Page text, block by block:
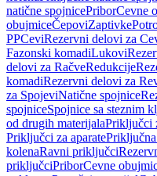
natične spojnicePriborCevne
obujmiceČepoviZaptivke
PPCeviRezervni delovi za
Fazonski komadiLukovi
delovi za RačveRedukcije
komadiRezervni delovi za
za SpojeviNatične spojnice
spojniceSpojnice sa steznim
od drugih materijalaPriključci
Priključci za aparate
kolenaRavni priključci
priključciPriborCevne